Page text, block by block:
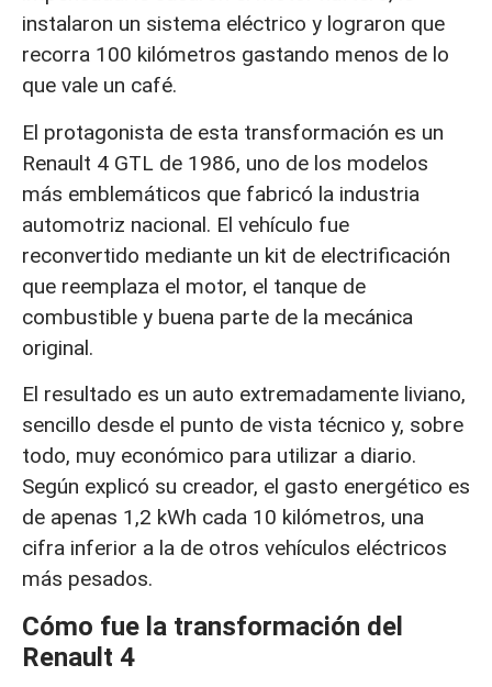
instalaron un sistema eléctrico y lograron que
recorra 100 kilómetros gastando menos de lo
que vale un café.
El protagonista de esta transformación es un
Renault 4 GTL de 1986, uno de los modelos
más emblemáticos que fabricó la industria
automotriz nacional. El vehículo fue
reconvertido mediante un kit de electrificación
que reemplaza el motor, el tanque de
combustible y buena parte de la mecánica
original.
El resultado es un auto extremadamente liviano,
sencillo desde el punto de vista técnico y, sobre
todo, muy económico para utilizar a diario.
Según explicó su creador, el gasto energético es
de apenas 1,2 kWh cada 10 kilómetros, una
cifra inferior a la de otros vehículos eléctricos
más pesados.
Cómo fue la transformación del
Renault 4